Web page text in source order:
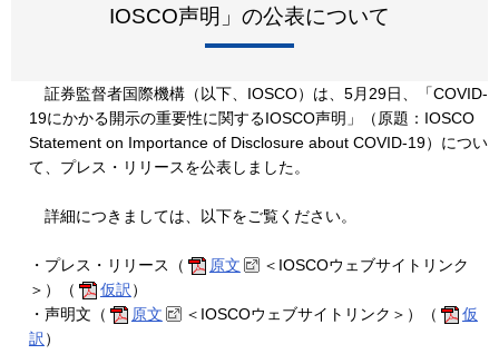
IOSCO声明」の公表について
証券監督者国際機構（以下、IOSCO）は、5月29日、「COVID-
19にかかる開示の重要性に関するIOSCO声明」（原題：IOSCO
Statement on Importance of Disclosure about COVID-19）につい
て、プレス・リリースを公表しました。
詳細につきましては、以下をご覧ください。
・プレス・リリース（ 原文
＜IOSCOウェブサイトリンク
＞）（
仮訳 ）
・声明文（
原文 ＜IOSCOウェブサイトリンク＞）（
仮
訳 ）